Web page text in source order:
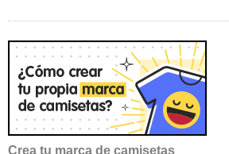
Crea tu marca de camisetas